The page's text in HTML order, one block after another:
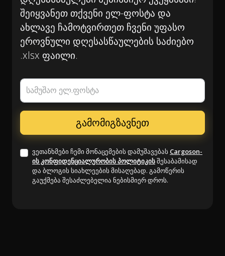
შეიყვანეთ თქვენი ელ-ფოსტა და
ახლავე ჩამოტვირთეთ ჩვენი უფასო
ეროვნული დღესასწაულების საძიებო
.xlsx ფაილი.
სამუშაო ელ.ფოსტა
ვეთანხმები ჩემი მონაცემების დამუშავებას Cargoson-
ის კონფიდენციალურობის პოლიტიკისშესაბამისად
და ბლოგის სიახლეების მისაღებად. გამოწერის
გაუქმება შესაძლებელია ნებისმიერ დროს.